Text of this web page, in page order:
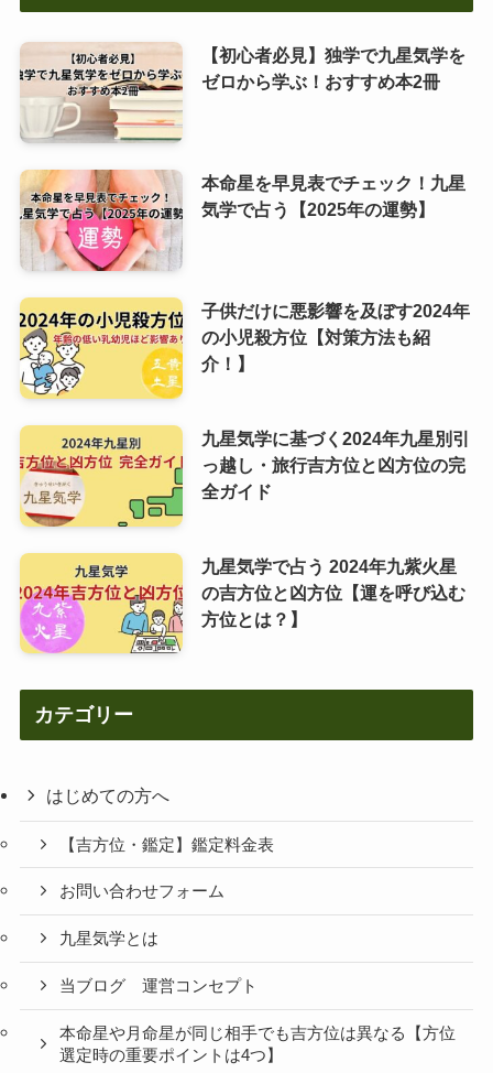
【初心者必見】独学で九星気学を
ゼロから学ぶ！おすすめ本2冊
本命星を早見表でチェック！九星
気学で占う【2025年の運勢】
子供だけに悪影響を及ぼす2024年
の小児殺方位【対策方法も紹
介！】
九星気学に基づく2024年九星別引
っ越し・旅行吉方位と凶方位の完
全ガイド
九星気学で占う 2024年九紫火星
の吉方位と凶方位【運を呼び込む
方位とは？】
カテゴリー
はじめての方へ
【吉方位・鑑定】鑑定料金表
お問い合わせフォーム
九星気学とは
当ブログ 運営コンセプト
本命星や月命星が同じ相手でも吉方位は異なる【方位
選定時の重要ポイントは4つ】